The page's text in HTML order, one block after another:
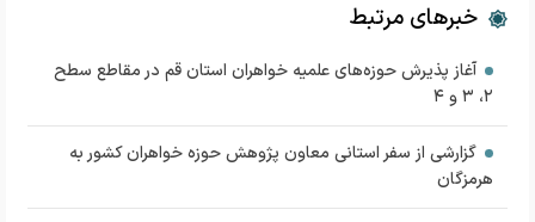
خبرهای مرتبط
آغاز پذیرش حوزه‌های علمیه خواهران استان قم در مقاطع سطح
۲، ۳ و ۴
گزارشی از سفر استانی معاون پژوهش حوزه‌ خواهران کشور به
هرمزگان